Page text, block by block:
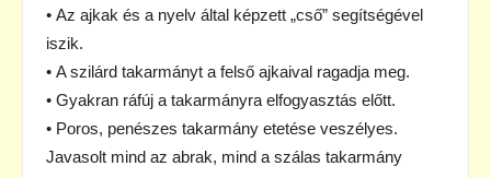
• Az ajkak és a nyelv által képzett „cső” segítségével
iszik.
• A szilárd takarmányt a felső ajkaival ragadja meg.
• Gyakran ráfúj a takarmányra elfogyasztás előtt.
• Poros, penészes takarmány etetése veszélyes.
Javasolt mind az abrak, mind a szálas takarmány